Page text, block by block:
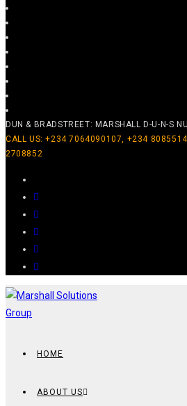
DUN & BRADSTREET: MARSHALL D-U-N-S
CALL US: +234 7064090107, +234
2708852
HOME
ABOUT US